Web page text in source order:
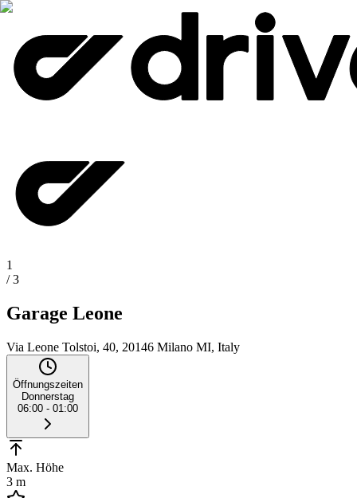
1
/3
Garage Leone
Via Leone Tolstoi, 40, 20146 Milano MI, Italy
Öffnungszeiten
Donnerstag
06:00 - 01:00
Max. Höhe
3 m